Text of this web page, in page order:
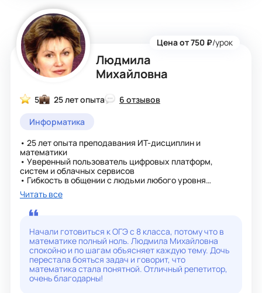
Людмила
Михайловна
Цена от 750 ₽/урок
5 25 лет опыта
6 отзывов
Информатика
• 25 лет опыта преподавания ИТ-дисциплин и
математики
• Уверенный пользователь цифровых платформ,
систем и облачных сервисов
• Гибкость в общении с людьми любого уровня
цифровой подготовки
• Владение русским языком на грамотном письменном
и устном уровне
• Опыт решения нестандартных задач и технической
поддержки
• Способность быстро обучаться новому и
адаптироваться под процессы
• Проводила обучение по темам: цифровая
грамотность, работа с ОС, веб-инструменты, основы
программирования
• Настраивала и сопровождала веб-сервисы и
Читать все
Начали готовиться к ОГЭ с 8 класса, потому что в
математике полный ноль. Людмила Михайловна
спокойно и по шагам объясняет каждую тему. Дочь
перестала бояться задач и говорит, что
математика стала понятной. Отличный репетитор,
очень благодарны!